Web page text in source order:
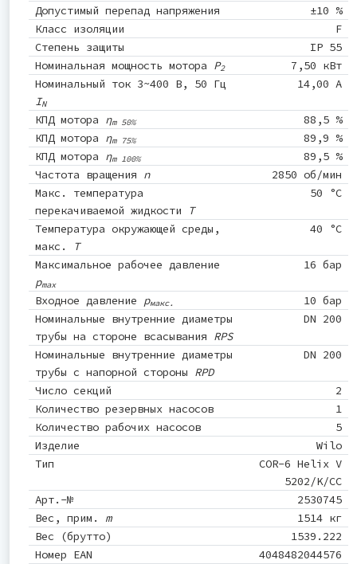
Допустимый перепад напряжения
±10 %
Класс изоляции
F
Степень защиты
IP 55
Номинальная мощность мотора P2
7,50 кВт
Номинальный ток 3~400 В, 50 Гц
IN
14,00 A
КПД мотора ηm 50%
88,5 %
КПД мотора ηm 75%
89,9 %
КПД мотора ηm 100%
89,5 %
Частота вращения n
2850 об/мин
Макс. температура
перекачиваемой жидкости
T
50 °C
Температура окружающей среды,
макс.
T
40 °C
Максимальное рабочее давление
pmax
16 бар
Входное давление pмакс.
10 бар
Номинальные внутренние диаметры
трубы на стороне всасывания RPS
DN 200
Номинальные внутренние диаметры
трубы с напорной стороны RPD
DN 200
Число секций
2
Количество резервных насосов
1
Количество рабочих насосов
5
Изделие
Wilo
Тип
COR-6 Helix V
5202/K/CC
Арт.-№
2530745
Вес, прим. m
1514 кг
Вес (брутто)
1539.222
Номер EAN
4048482044576